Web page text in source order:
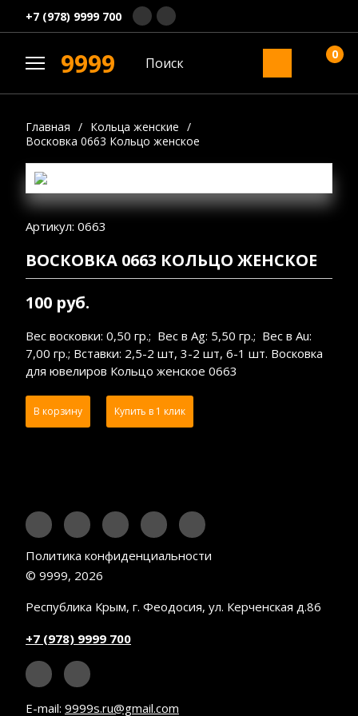
+7 (978) 9999 700
9999 0
Главная / Кольца женские /
Восковка 0663 Кольцо женское
Артикул: 0663
ВОСКОВКА 0663 КОЛЬЦО ЖЕНСКОЕ
100 руб.
Вес восковки: 0,50 гр.; Вес в Ag: 5,50 гр.; Вес в Au:
7,00 гр.; Вставки: 2,5-2 шт, 3-2 шт, 6-1 шт. Восковка
для ювелиров Кольцо женское 0663
В корзину Купить в 1 клик
Политика конфиденциальности
© 9999, 2026
Республика Крым, г. Феодосия, ул. Керченская д.86
+7 (978) 9999 700
E-mail: 9999s.ru@gmail.com